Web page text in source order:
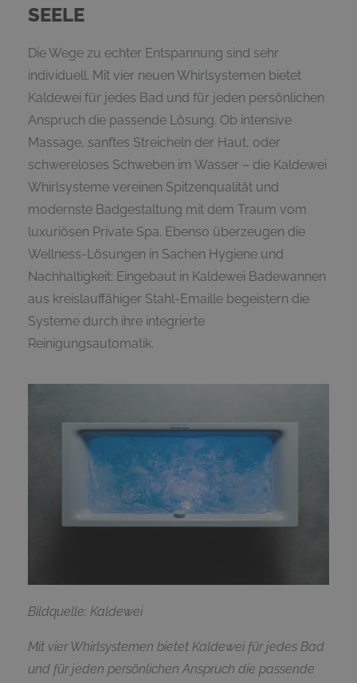
SEELE
Die Wege zu echter Entspannung sind sehr
individuell. Mit vier neuen Whirlsystemen bietet
Kaldewei für jedes Bad und für jeden persönlichen
Anspruch die passende Lösung. Ob intensive
Massage, sanftes Streicheln der Haut, oder
schwereloses Schweben im Wasser – die Kaldewei
Whirlsysteme vereinen Spitzenqualität und
modernste Badgestaltung mit dem Traum vom
luxuriösen Private Spa. Ebenso überzeugen die
Wellness-Lösungen in Sachen Hygiene und
Nachhaltigkeit: Eingebaut in Kaldewei Badewannen
aus kreislauffähiger Stahl-Emaille begeistern die
Systeme durch ihre integrierte
Reinigungsautomatik.
Bildquelle: Kaldewei
Mit vier Whirlsystemen bietet Kaldewei für jedes Bad
und für jeden persönlichen Anspruch die passende